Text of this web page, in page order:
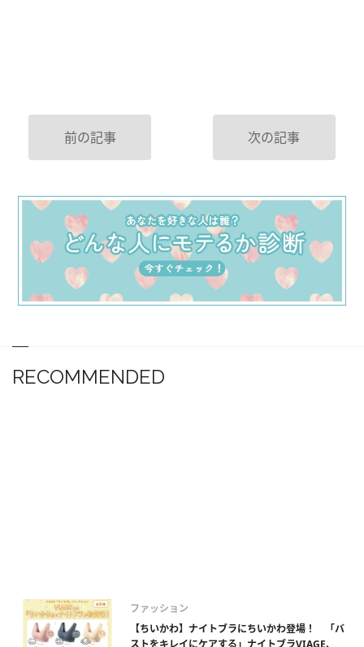
前の記事 次の記事
RECOMMENDED
ファッション
【ちいかわ】ナイトブラにちいかわ登場！ 「バ
ストをキレイにケアする」ナイトブラVIAGE、